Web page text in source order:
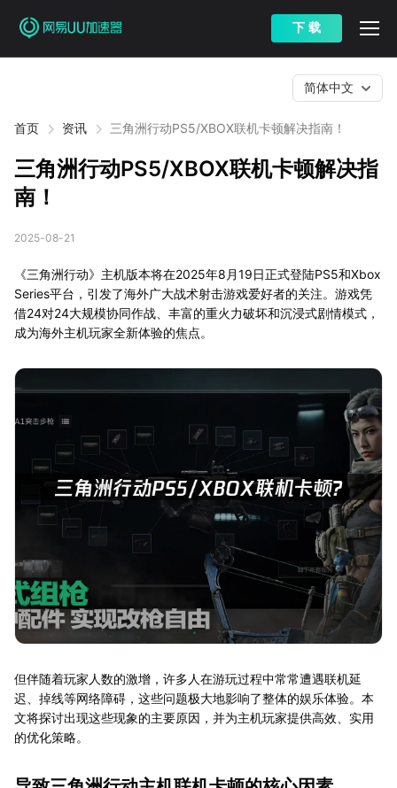
下 载
首页 资讯 三角洲行动PS5/XBOX联机卡顿解决指南！
简体中文
三角洲行动PS5/XBOX联机卡顿解决指
南！
2025-08-21
《三角洲行动》主机版本将在2025年8月19日正式登陆PS5和Xbox
Series平台，引发了海外广大战术射击游戏爱好者的关注。游戏凭
借24对24大规模协同作战、丰富的重火力破坏和沉浸式剧情模式，
成为海外主机玩家全新体验的焦点。
但伴随着玩家人数的激增，许多人在游玩过程中常常遭遇联机延
迟、掉线等网络障碍，这些问题极大地影响了整体的娱乐体验。本
文将探讨出现这些现象的主要原因，并为主机玩家提供高效、实用
的优化策略。